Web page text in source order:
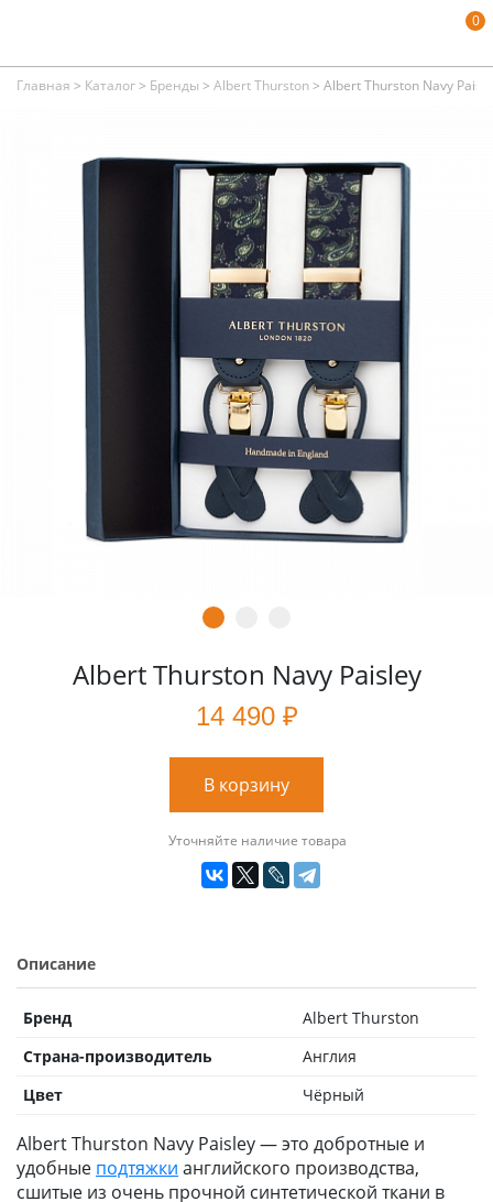
0
Главная > Каталог> Бренды > Albert Thurston> Albert Thurston Navy
Albert Thurston Navy Paisley
14 490 ₽
В корзину
Уточняйте наличие товара
Описание
Бренд
Albert Thurston
Страна-производитель
Англия
Цвет
Чёрный
Albert Thurston Navy Paisley — это добротные и
удобные подтяжки английского производства,
сшитые из очень прочной синтетической ткани в